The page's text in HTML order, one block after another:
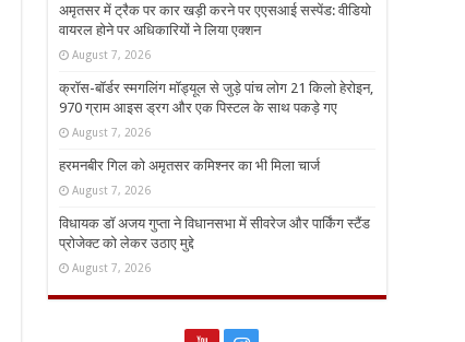
अमृतसर में ट्रैक पर कार खड़ी करने पर एएसआई सस्पेंड: वीडियो
वायरल होने पर अधिकारियों ने लिया एक्शन
August 7, 2026
क्रॉस-बॉर्डर स्मगलिंग मॉड्यूल से जुड़े पांच लोग 21 किलो हेरोइन,
970 ग्राम आइस ड्रग और एक पिस्टल के साथ पकड़े गए
August 7, 2026
हरमनबीर गिल को अमृतसर कमिश्नर का भी मिला चार्ज
August 7, 2026
विधायक डॉ अजय गुप्ता ने विधानसभा में सीवरेज और पार्किंग स्टैंड
प्रोजेक्ट को लेकर उठाए मुद्दे
August 7, 2026